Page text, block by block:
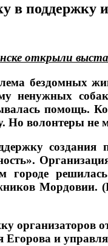
в поддержку
открыли
бездомных
ненужных
помощь.
Но волонтеры не
создания
городе
Мордовии.
организаторов
Егорова и